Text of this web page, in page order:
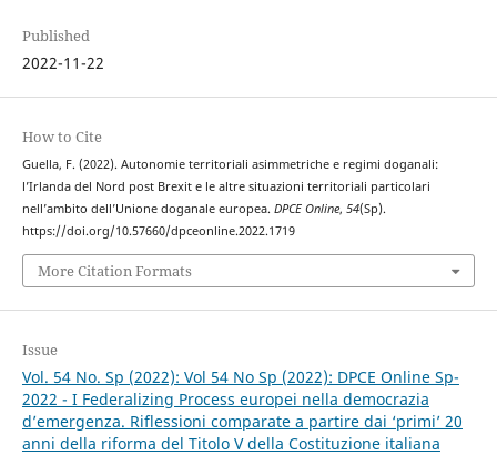
Published
2022-11-22
How to Cite
Guella, F. (2022). Autonomie territoriali asimmetriche e regimi doganali:
l’Irlanda del Nord post Brexit e le altre situazioni territoriali particolari
nell’ambito dell’Unione doganale europea. DPCE Online, 54(Sp).
https://doi.org/10.57660/dpceonline.2022.1719
More Citation Formats
Issue
Vol. 54 No. Sp (2022): Vol 54 No Sp (2022): DPCE Online Sp-
2022 - I Federalizing Process europei nella democrazia
d’emergenza. Riflessioni comparate a partire dai ‘primi’ 20
anni della riforma del Titolo V della Costituzione italiana